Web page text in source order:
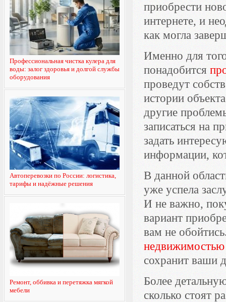
Профессиональная чистка кулера для
воды: залог здоровья и долгой службы
оборудования
Автоперевозки по России: логистика,
тарифы и надёжные решения
Ремонт, оббивка и перетяжка мягкой
мебели
приобрести
интернете, и
как могла
Именно для
понадобится
проведут
истории
другие
записаться на
задать
информации,
В данной
уже успела
И не важно,
вариант
вам не
недвижимостью
сохранит ваши
Более
сколько стоят